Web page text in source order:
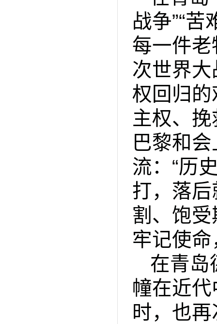
战争”“苦
每一件
次世界
权回归
主权、
巴黎和
流：“历
打，落后
割、饱
牢记使
在青岛
幢在近
时，也